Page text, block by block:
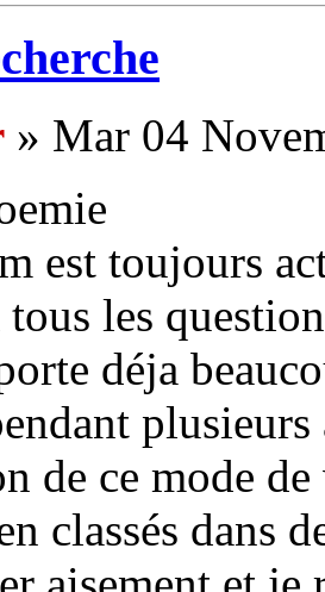
» Mar 04
est toujours
les
déja
de ce mode
classés dans